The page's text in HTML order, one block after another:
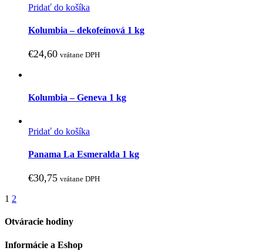
Pridať do košíka
Kolumbia – dekofeínová 1 kg
€24,60 vrátane DPH
Kolumbia – Geneva 1 kg
Pridať do košíka
Panama La Esmeralda 1 kg
€30,75 vrátane DPH
1 2
Otváracie hodiny
Informácie a Eshop